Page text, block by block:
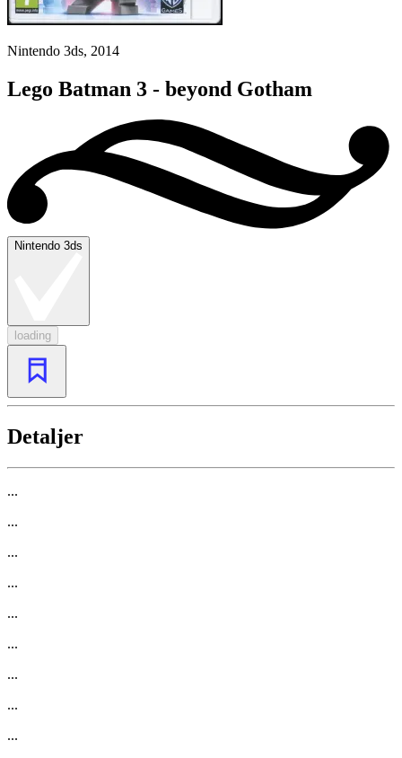
Nintendo 3ds, 2014
Lego Batman 3 - beyond Gotham
Nintendo 3ds
loading
Detaljer
...
...
...
...
...
...
...
...
...